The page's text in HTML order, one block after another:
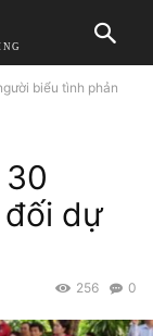
biểu tình phản
dự
0
256